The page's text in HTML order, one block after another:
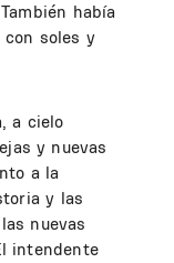
había
con soles y
a cielo
y nuevas
a la
y las
nuevas
intendente